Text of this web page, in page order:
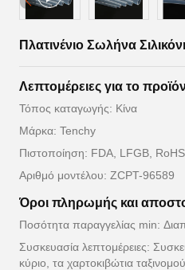
Πλατινένιο Σωλήνα
Λεπτομέρειες για το
Τόπος καταγωγής: Κίνα
Μάρκα: Tenchy
Πιστοποίηση: FDA, LFGB,
Αριθμό μοντέλου: ZCPT-96589
Όροι πληρωμής και
Ποσότητα παραγγελίας min:
Συσκευασία λεπτομέρειες:
κύριο, τα χαρτοκιβώτια